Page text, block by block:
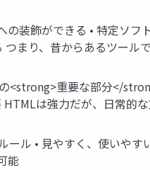
装飾ができる • 特定ソ
まり、昔からあるツー
重要な部分</
は強力だが、日常的
ル • 見やすく、使いや
能